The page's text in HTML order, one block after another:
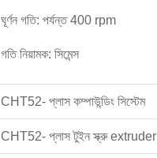
ঘূর্ণন গতি: পর্যন্ত 400 rpm
গতি নিয়ামক: সিমেন্স
CHT52- প্লাস কম্পাউন্ডিং সিস্টেম
CHT52- প্লাস টুইন স্ক্রু extruder